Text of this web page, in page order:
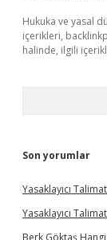
Hukuka ve yasal
içerikleri,
halinde, ilgili
Son yorumlar
Yasaklayıcı
Yasaklayıcı
Berk Göktaş